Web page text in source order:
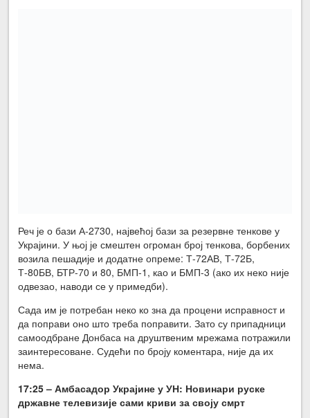
Реч је о бази А-2730, највећој бази за резервне тенкове у
Украјини. У њој је смештен огроман број тенкова, борбених
возила пешадије и додатне опреме: Т-72АВ, Т-72Б,
Т-80БВ, БТР-70 и 80, БМП-1, као и БМП-3 (ако их неко није
одвезао, наводи се у примедби).
Сада им је потребан неко ко зна да процени исправност и
да поправи оно што треба поправити. Зато су припадници
самоодбране Донбаса на друштвеним мрежама потражили
заинтересоване. Судећи по броју коментара, није да их
нема.
17:25 –Амбасадор Украјине у УН: Новинари руске
државне телевизије сами криви за своју смрт